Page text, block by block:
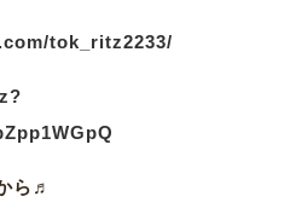
tok_ritz2233/
ら♬